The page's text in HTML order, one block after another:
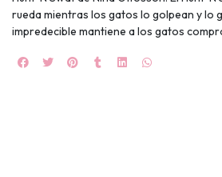
rueda mientras los gatos lo golpean y lo
impredecible mantiene a los gatos